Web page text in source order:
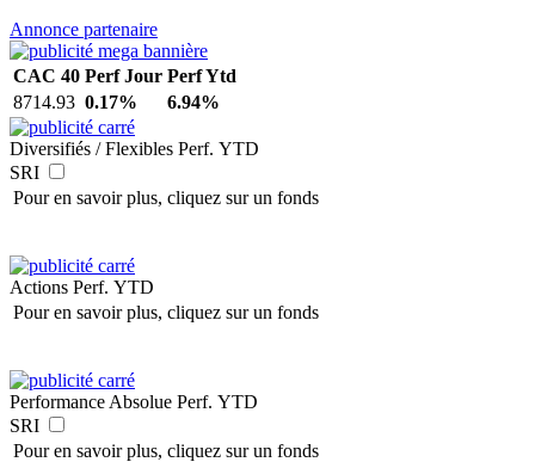
Annonce partenaire
CAC 40 Perf Jour Perf Ytd
8714.93 0.17% 6.94%
Diversifiés / Flexibles Perf. YTD
SRI
Pour en savoir plus, cliquez sur un fonds
Actions Perf. YTD
Pour en savoir plus, cliquez sur un fonds
Performance Absolue Perf. YTD
SRI
Pour en savoir plus, cliquez sur un fonds